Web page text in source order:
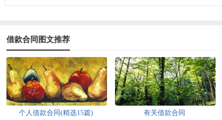
借款合同图文推荐
个人借款合同(精选15篇) 有关借款合同